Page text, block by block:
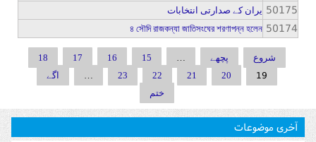
50175 یران کے صدارتی انتخابات
50174
৪ সৌদি রাজকন্যা জাতিসংঘের শরণাপন্ন হলেন
Pagesشروع پچھے …
15
16
17
18
19
20
21
22
23
…
اگے
ختم
آخری موضوعات